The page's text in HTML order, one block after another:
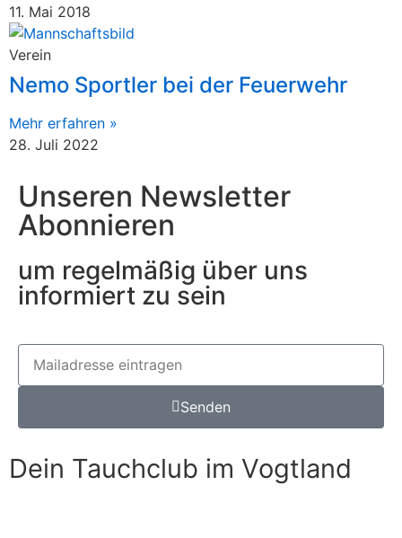
11. Mai 2018
Verein
Nemo Sportler bei der Feuerwehr
Mehr erfahren »
28. Juli 2022
Unseren Newsletter
Abonnieren
um regelmäßig über uns
informiert zu sein
Senden
Dein Tauchclub im Vogtland